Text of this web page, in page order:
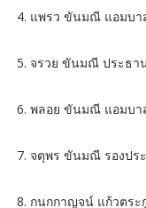
4. แพรว ขันมณี แอมบา
5. จรวย ขันมณี ประธา
6. พลอย ขันมณี แอมบา
7. จตุพร ขันมณี รองปร
8. กนกกาญจน์ แก้วตระ